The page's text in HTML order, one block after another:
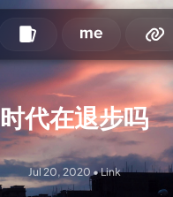
时代在退步吗
Jul 20, 2020 •Link